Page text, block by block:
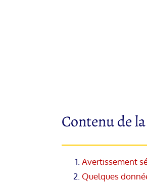
Contenu de
Avertissement
Quelques